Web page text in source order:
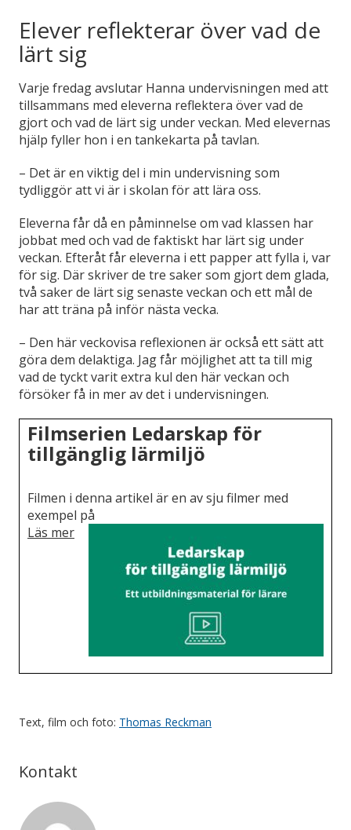
Elever reflekterar över vad de
lärt sig
Varje fredag avslutar Hanna undervisningen med att
tillsammans med eleverna reflektera över vad de
gjort och vad de lärt sig under veckan. Med elevernas
hjälp fyller hon i en tankekarta på tavlan.
– Det är en viktig del i min undervisning som
tydliggör att vi är i skolan för att lära oss.
Eleverna får då en påminnelse om vad klassen har
jobbat med och vad de faktiskt har lärt sig under
veckan. Efteråt får eleverna i ett papper att fylla i, var
för sig. Där skriver de tre saker som gjort dem glada,
två saker de lärt sig senaste veckan och ett mål de
har att träna på inför nästa vecka.
– Den här veckovisa reflexionen är också ett sätt att
göra dem delaktiga. Jag får möjlighet att ta till mig
vad de tyckt varit extra kul den här veckan och
försöker få in mer av det i undervisningen.
Filmserien Ledarskap för
tillgänglig lärmiljö
Filmen i denna artikel är en av sju filmer med
exempel på
vad
inkluderande
och
– även
i
är
stor.
Läs mer
Text, film och foto: Thomas Reckman
Kontakt